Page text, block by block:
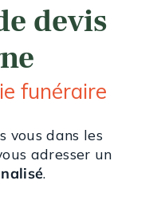
devis
funéraire
vous dans les
adresser un
.